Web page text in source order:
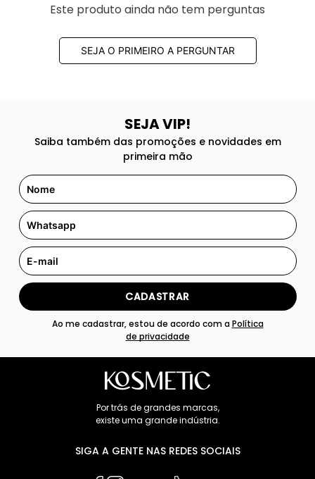
Este produto ainda não tem perguntas
SEJA O PRIMEIRO A PERGUNTAR
SEJA VIP!
Saiba também das promoções e novidades em
primeira mão
CADASTRAR
Ao me cadastrar, estou de acordo com aPolítica
de privacidade
Por trás de grandes marcas,
existe uma grande indústria.
SIGA A GENTE NAS REDES SOCIAIS